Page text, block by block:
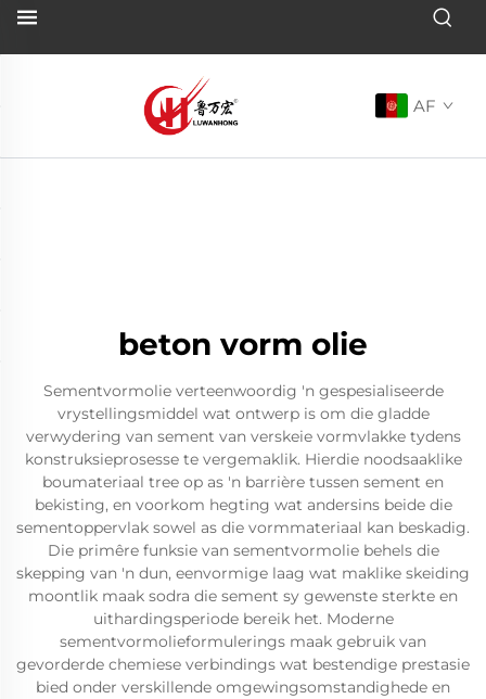
AF
beton vorm olie
Sementvormolie verteenwoordig 'n gespesialiseerde
vrystellingsmiddel wat ontwerp is om die gladde
verwydering van sement van verskeie vormvlakke tydens
konstruksieprosesse te vergemaklik. Hierdie noodsaaklike
boumateriaal tree op as 'n barrière tussen sement en
bekisting, en voorkom hegting wat andersins beide die
sementoppervlak sowel as die vormmateriaal kan beskadig.
Die primêre funksie van sementvormolie behels die
skepping van 'n dun, eenvormige laag wat maklike skeiding
moontlik maak sodra die sement sy gewenste sterkte en
uithardingsperiode bereik het. Moderne
sementvormolieformulerings maak gebruik van
gevorderde chemiese verbindings wat bestendige prestasie
bied onder verskillende omgewingsomstandighede en